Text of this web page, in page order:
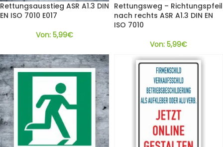
Rettungsausstieg ASR A1.3 DIN
EN ISO 7010 E017
Von: 5,99€
Rettungsweg – Richtungspfeil
nach rechts ASR A1.3 DIN EN
ISO 7010
Von: 5,99€